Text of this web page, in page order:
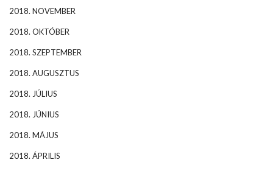
2018. NOVEMBER
2018. OKTÓBER
2018. SZEPTEMBER
2018. AUGUSZTUS
2018. JÚLIUS
2018. JÚNIUS
2018. MÁJUS
2018. ÁPRILIS